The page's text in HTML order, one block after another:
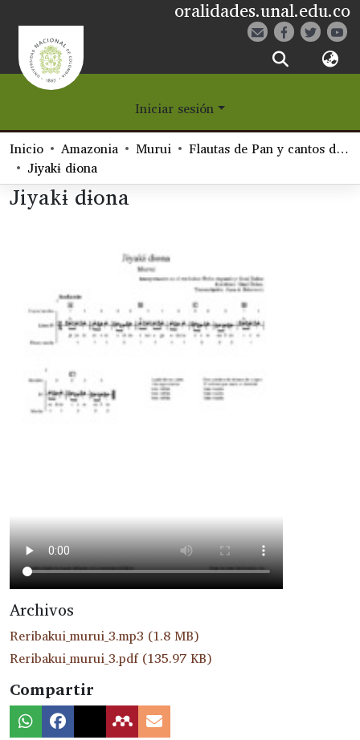
oralidades.unal.edu.co
¿Qué es Eetane?
Comunidades
Navegar
Estadísticas
Iniciar sesión
Inicio
Amazonia Murui
Flautas de Pan y cantos de fakariya del grupo Kaɨ Komuiya Uai
Jiyakɨ dɨona
Jiyakɨ dɨona
Archivos
Reribakui_murui_3.mp3 (1.8 MB)
Reribakui_murui_3.pdf(135.97 KB)
Compartir